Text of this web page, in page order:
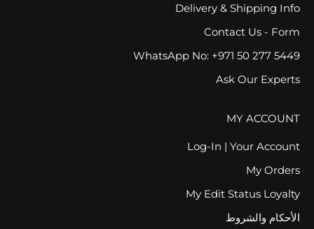
Delivery & Shipping Info
Contact Us - Form
WhatsApp No: +971 50 277 5449
Ask Our Experts
MY ACCOUNT
Log-In | Your Account
My Orders
My Edit Status Loyalty
الأحكام والشروط